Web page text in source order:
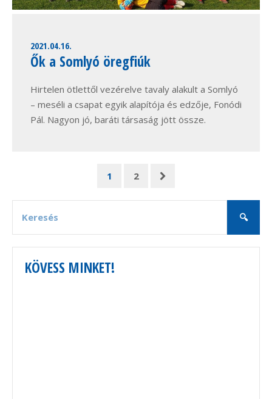
2021.04.16.
Ők a Somlyó öregfiúk
Hirtelen ötlettől vezérelve tavaly alakult a Somlyó
– meséli a csapat egyik alapítója és edzője, Fonódi
Pál. Nagyon jó, baráti társaság jött össze.
1 2
KÖVESS MINKET!